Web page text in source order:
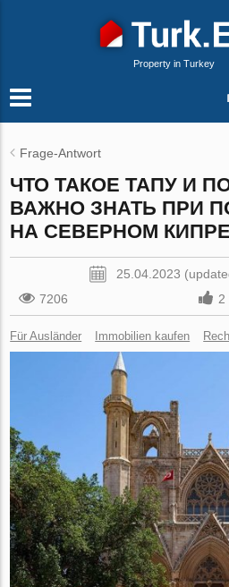
Property in Turkey
Frage-Antwort
ЧТО ТАКОЕ ТАПУ И
ВАЖНО ЗНАТЬ ПРИ
НА СЕВЕРНОМ КИПРЕ
25.04.2023
7206
2
Für Ausländer Immobilien kaufen